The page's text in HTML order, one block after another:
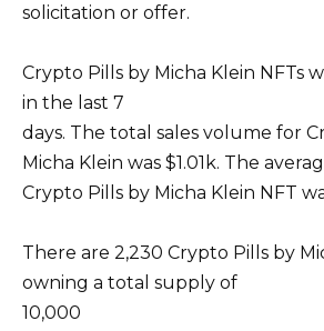
solicitation or offer.
Crypto Pills by Micha Klein NFTs
in the last 7
days. The total sales volume for
Micha Klein was $1.01k. The
Crypto Pills by Micha Klein NFT
There are 2,230 Crypto Pills by
owning a total supply of
10,000